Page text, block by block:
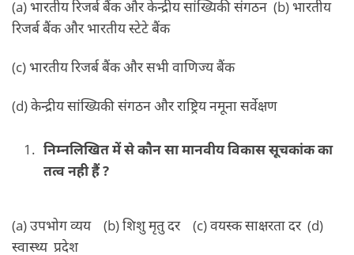
(a) भारतीय रिजर्ब बैंक और केन्द्रीय सांख्यिकी संगठन (b) भारतीय
रिजर्ब बैंक और भारतीय स्टेटे बैंक
(c) भारतीय रिजर्ब बैंक और सभी वाणिज्य बैंक
(d) केन्द्रीय सांख्यिकी संगठन और राष्ट्रिय नमूना सर्वेक्षण
निम्नलिखित में से कौन सा मानवीय विकास सूचकांक का
तत्व नही हैं ?
(a) उपभोग व्यय (b) शिशु मृतु दर (c) वयस्क साक्षरता दर (d)
स्वास्थ्य प्रदेश